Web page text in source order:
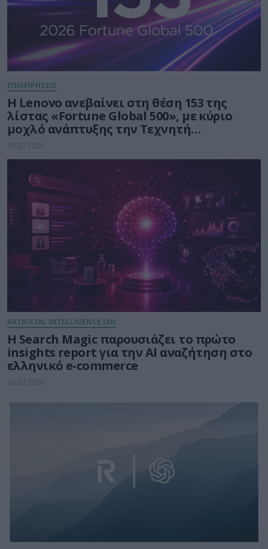
ΕΠΙΧΕΙΡΗΣΕΙΣ
Η Lenovo ανεβαίνει στη θέση 153 της
λίστας «Fortune Global 500», με κύριο
μοχλό ανάπτυξης την Τεχνητή
Νοημοσύνη
30.07.2026
ARTIFICIAL INTELLIGENCE (AI)
Η Search Magic παρουσιάζει το πρώτο
insights report για την AI αναζήτηση στο
ελληνικό e-commerce
30.07.2026